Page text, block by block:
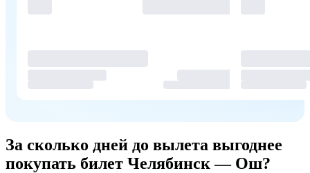
За сколько дней до вылета выгоднее
покупать билет Челябинск — Ош?